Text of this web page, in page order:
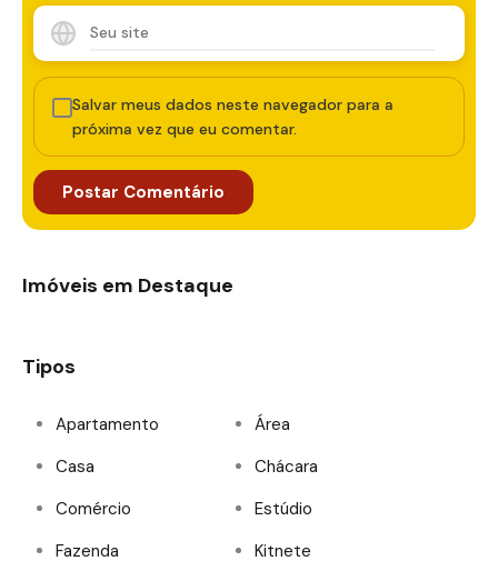
Salvar meus dados neste navegador para a
próxima vez que eu comentar.
Imóveis em Destaque
Tipos
Apartamento
Área
Casa
Chácara
Comércio
Estúdio
Fazenda
Kitnete